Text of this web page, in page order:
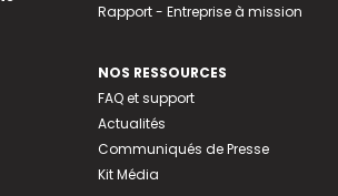
Rapport - Entreprise à mission
NOS RESSOURCES
FAQ et support
Actualités
Communiqués de Presse
Kit Média